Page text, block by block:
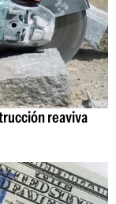
reaviva